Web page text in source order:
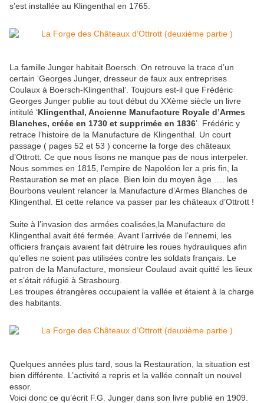
s’est installée au Klingenthal en 1765.
La famille Junger habitait Boersch. On retrouve la trace d’un
certain ‘Georges Junger, dresseur de faux aux entreprises
Coulaux à Boersch-Klingenthal’. Toujours est-il que Frédéric
Georges Junger publie au tout début du XXème siècle un livre
intitulé ‘Klingenthal, Ancienne Manufacture Royale d’Armes
Blanches, créée en 1730 et supprimée en 1836’. Frédéric y
retrace l’histoire de la Manufacture de Klingenthal. Un court
passage ( pages 52 et 53 ) concerne la forge des châteaux
d’Ottrott. Ce que nous lisons ne manque pas de nous interpeler.
Nous sommes en 1815, l’empire de Napoléon Ier a pris fin, la
Restauration se met en place. Bien loin du moyen âge …. les
Bourbons veulent relancer la Manufacture d’Armes Blanches de
Klingenthal. Et cette relance va passer par les châteaux d’Ottrott !
Suite à l’invasion des armées coalisées,la Manufacture de
Klingenthal avait été fermée. Avant l’arrivée de l’ennemi, les
officiers français avaient fait détruire les roues hydrauliques afin
qu’elles ne soient pas utilisées contre les soldats français. Le
patron de la Manufacture, monsieur Coulaud avait quitté les lieux
et s’était réfugié à Strasbourg.
Les troupes étrangères occupaient la vallée et étaient à la charge
des habitants.
Quelques années plus tard, sous la Restauration, la situation est
bien différente. L’activité a repris et la vallée connaît un nouvel
essor.
Voici donc ce qu’écrit F.G. Junger dans son livre publié en 1909.